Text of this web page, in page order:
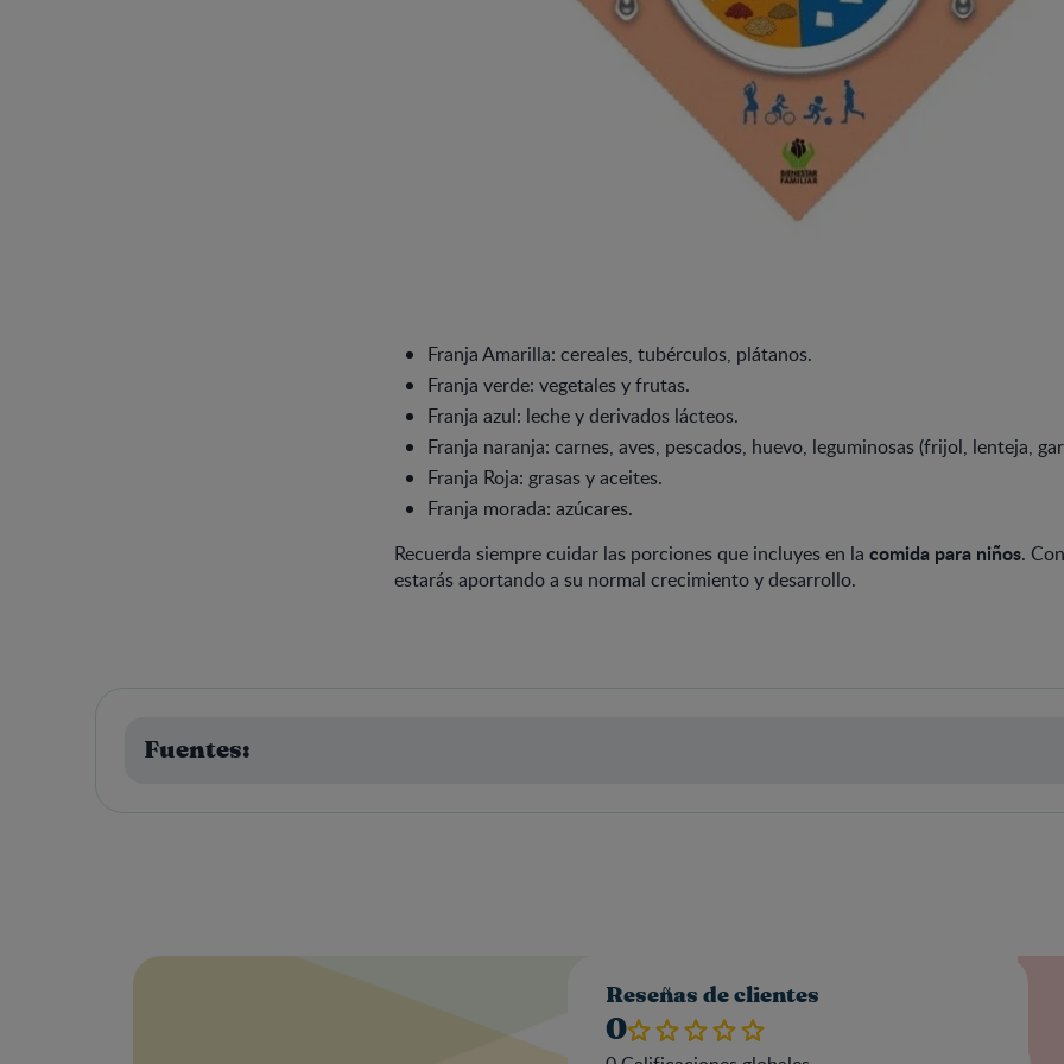
Franja Amarilla: cereales, tubérculos, plátanos.
Franja verde: vegetales y frutas.
Franja azul: leche y derivados lácteos.
Franja naranja: carnes, aves, pescados, huevo, leguminosas (frijol, lenteja,
Franja Roja: grasas y aceites.
Franja morada: azúcares.
Recuerda siempre cuidar las porciones que incluyes en la comida para niños.
estarás aportando a su normal crecimiento y desarrollo.
Fuentes:
Reseñas de clientes
0